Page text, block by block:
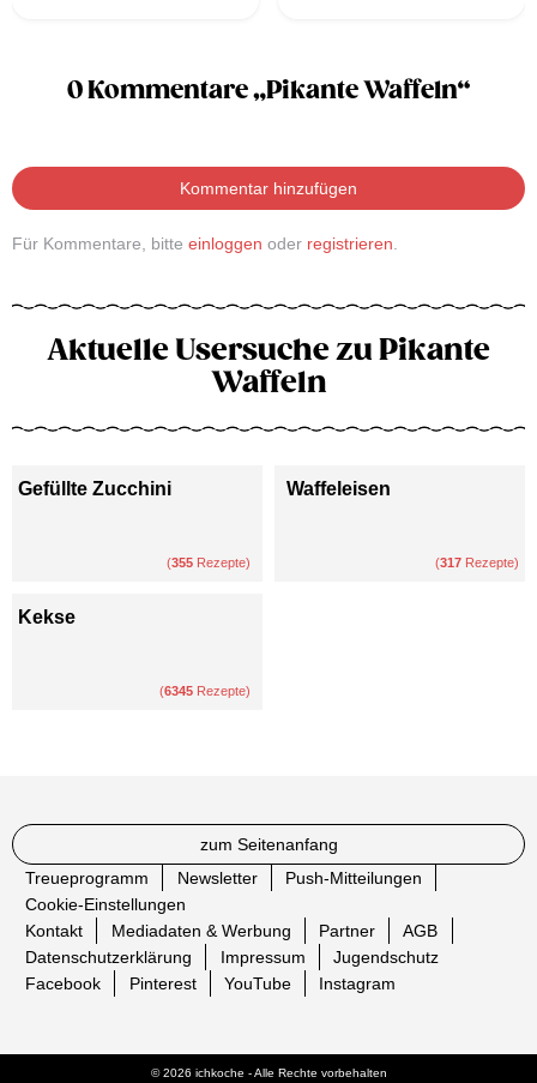
0 Kommentare „Pikante Waffeln“
Kommentar hinzufügen
Für Kommentare, bitte einloggen oder registrieren.
Aktuelle Usersuche zu Pikante
Waffeln
Gefüllte Zucchini
(355 Rezepte)
Waffeleisen
(317 Rezepte)
Kekse
(6345 Rezepte)
zum Seitenanfang
Treueprogramm
Newsletter
Push-Mitteilungen
Cookie-Einstellungen
Kontakt
Mediadaten & Werbung Partner
AGB
Datenschutzerklärung
Impressum
Jugendschutz
Facebook
Pinterest YouTube Instagram
© 2026 ichkoche - Alle Rechte vorbehalten